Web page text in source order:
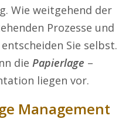
Wie weitgehend der
Prozesse und
Sie selbst.
die Papierlage –
liegen vor.
Management